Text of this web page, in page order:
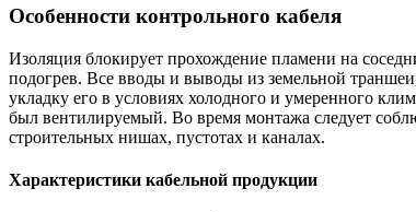
Особенности контрольного кабеля
Изоляция блокирует прохождение пламени на
подогрев. Все вводы и выводы из земельной
укладку его в условиях холодного и умеренного
был вентилируемый. Во время монтажа следует
строительных нишах, пустотах и каналах.
Характеристики кабельной продукции